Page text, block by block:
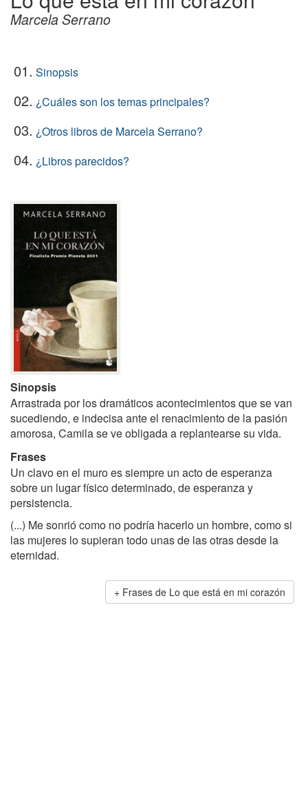
Marcela Serrano
01. Sinopsis
02. ¿Cuáles son los temas principales?
03. ¿Otros libros de Marcela Serrano?
04. ¿Libros parecidos?
Sinopsis
Arrastrada por los dramáticos acontecimientos que se van
sucediendo, e indecisa ante el renacimiento de la pasión
amorosa, Camila se ve obligada a replantearse su vida.
Frases
Un clavo en el muro es siempre un acto de esperanza
sobre un lugar físico determinado, de esperanza y
persistencia.
(...) Me sonrió como no podría hacerlo un hombre, como si
las mujeres lo supieran todo unas de las otras desde la
eternidad.
Frases de Lo que está en mi corazón